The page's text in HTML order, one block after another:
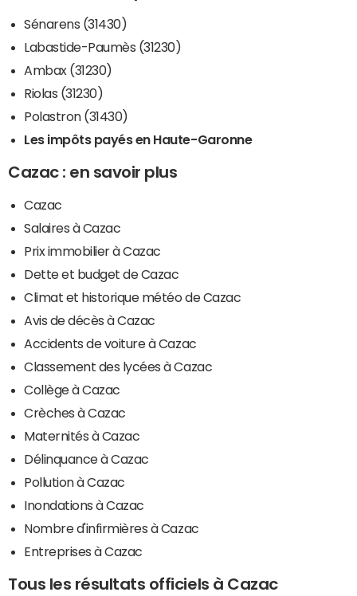
Sénarens (31430)
Labastide-Paumès (31230)
Ambax (31230)
Riolas (31230)
Polastron (31430)
Les impôts payés en Haute-Garonne
Cazac : en savoir plus
Cazac
Salaires à Cazac
Prix immobilier à Cazac
Dette et budget de Cazac
Climat et historique météo de Cazac
Avis de décès à Cazac
Accidents de voiture à Cazac
Classement des lycées à Cazac
Collège à Cazac
Crèches à Cazac
Maternités à Cazac
Délinquance à Cazac
Pollution à Cazac
Inondations à Cazac
Nombre d'infirmières à Cazac
Entreprises à Cazac
Tous les résultats officiels à Cazac